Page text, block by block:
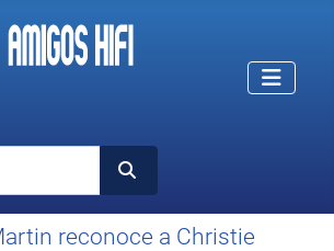
reconoce a Christie